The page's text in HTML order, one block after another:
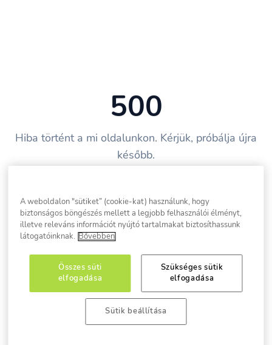
500
Hiba történt a mi oldalunkon. Kérjük, próbálja újra
később.
A weboldalon "sütiket” (cookie-kat) használunk, hogy
biztonságos böngészés mellett a legjobb felhasználói élményt,
illetve releváns információt nyújtó tartalmakat biztosíthassunk
látogatóinknak.
Bővebben
Összes süti
elfogadása
Szükséges sütik
elfogadása
Sütik beállítása